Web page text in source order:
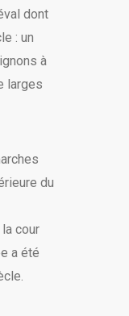
dont
: un
à
larges
du
cour
a été